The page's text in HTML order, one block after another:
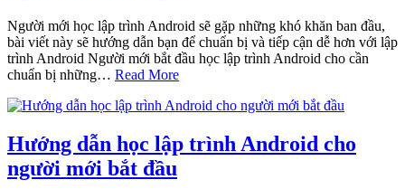
Người mới học lập trình Android sẽ gặp những khó khăn ban đầu,
bài viết này sẽ hướng dẫn bạn để chuẩn bị và tiếp cận dễ hơn với lập
trình Android Người mới bắt đầu học lập trình Android cho cần
chuẩn bị những… Read More
Hướng dẫn học lập trình Android cho
người mới bắt đầu